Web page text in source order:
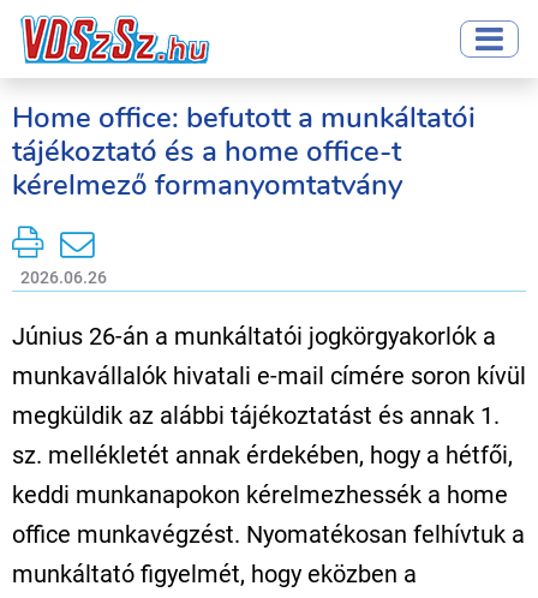
Home office: befutott a munkáltatói
tájékoztató és a home office-t
kérelmező formanyomtatvány
2026.06.26
Június 26-án a munkáltatói jogkörgyakorlók a
munkavállalók hivatali e-mail címére soron kívül
megküldik az alábbi tájékoztatást és annak 1.
sz. mellékletét annak érdekében, hogy a hétfői,
keddi munkanapokon kérelmezhessék a home
office munkavégzést. Nyomatékosan felhívtuk a
munkáltató figyelmét, hogy eközben a